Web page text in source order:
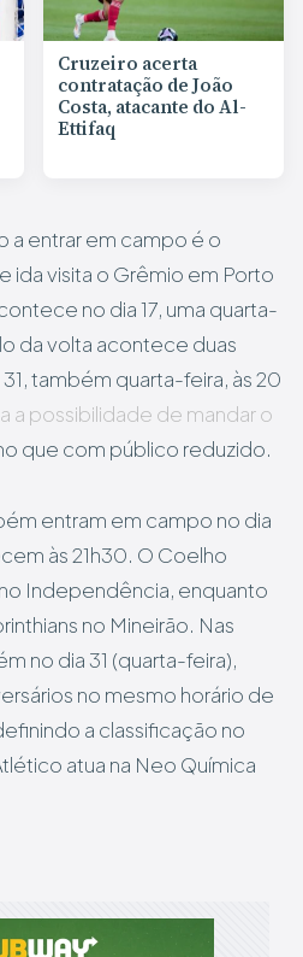
Cruzeiro acerta
contratação de João
Costa, atacante do Al-
Ettifaq
a entrar em campo é o
ida visita o Grêmio em Porto
no dia 17, uma quarta-
da volta acontece duas
também quarta-feira, às 20
a possibilidade de mandar o
que com público reduzido.
entram em campo no dia
às 21h30. O Coelho
Independência, enquanto
no Mineirão. Nas
no dia 31 (quarta-feira),
no mesmo horário de
a classificação no
atua na Neo Química